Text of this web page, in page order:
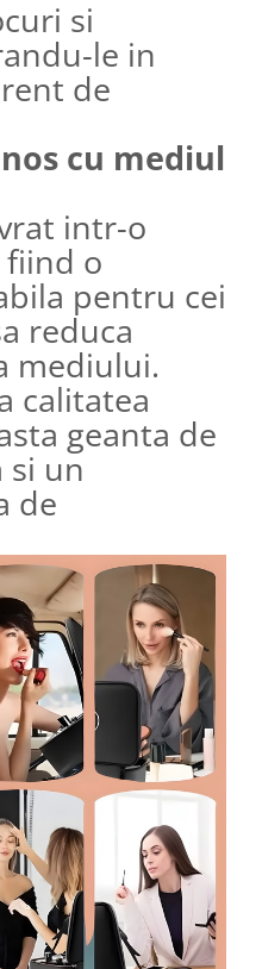
si
le in
de
cu mediul
intr-o
o
pentru cei
reduca
mediului.
calitatea
geanta de
si un
de